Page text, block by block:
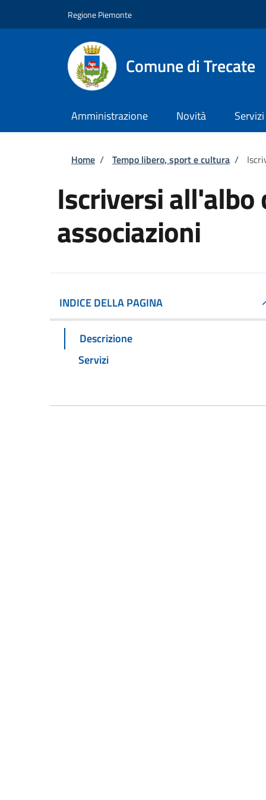
Regione Piemonte
Comune di Trecate
Amministrazione Novità Servizi
Briciole di pane
Home / Tempo libero, sport e cultura /
Iscriversi all'albo
associazioni
INDICE DELLA PAGINA
Descrizione
Servizi